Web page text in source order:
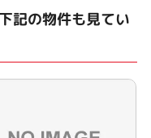
記の物件も見てい